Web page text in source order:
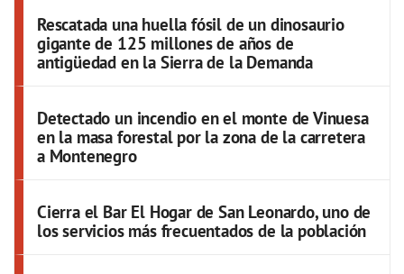
Rescatada una huella fósil de un dinosaurio
gigante de 125 millones de años de
antigüedad en la Sierra de la Demanda
Detectado un incendio en el monte de Vinuesa
en la masa forestal por la zona de la carretera
a Montenegro
Cierra el Bar El Hogar de San Leonardo, uno de
los servicios más frecuentados de la población